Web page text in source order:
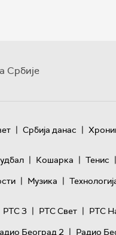
Србије
| Србија данас |
| Кошарка | Тенис |
| Музика |
РТС 3 | РТС Свет | РТС
Београд 2 | Радио